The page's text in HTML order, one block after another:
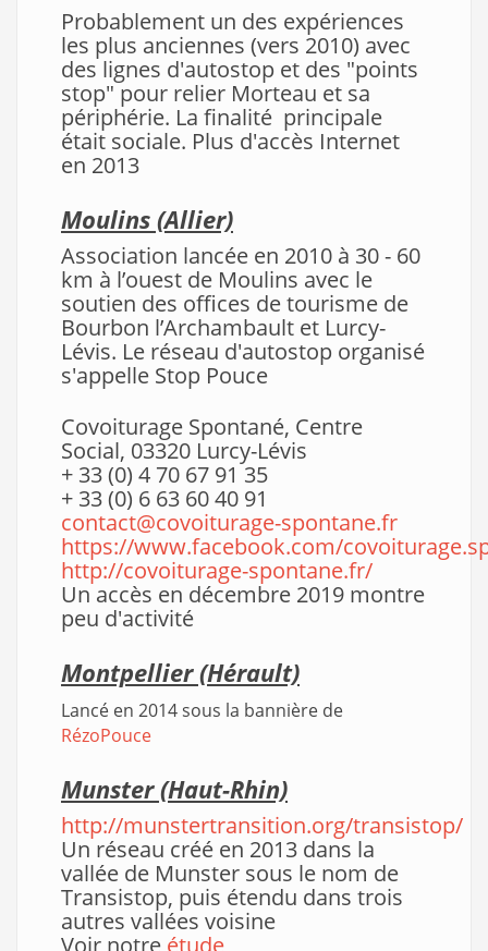
Probablement un des expériences
les plus anciennes (vers 2010) avec
des lignes d'autostop et des "points
stop" pour relier Morteau et sa
périphérie. La finalité principale
était sociale. Plus d'accès Internet
en 2013
Moulins (Allier)
Association lancée en 2010 à 30 - 60
km à l’ouest de Moulins avec le
soutien des offices de tourisme de
Bourbon l’Archambault et Lurcy-
Lévis. Le réseau d'autostop organisé
s'appelle Stop Pouce
Covoiturage Spontané, Centre
Social, 03320 Lurcy-Lévis
+ 33 (0) 4 70 67 91 35
+ 33 (0) 6 63 60 40 91
contact@covoiturage-spontane.fr
https://www.facebook.com/
http://covoiturage-spontane.fr/
Un accès en décembre 2019 montre
peu d'activité
Montpellier (Hérault)
Lancé en 2014 sous la bannière de
RézoPouce
Munster(Haut-Rhin)
http://munstertransition.org/transistop/
Un réseau créé en 2013 dans la
vallée de Munster sous le nom de
Transistop, puis étendu dans trois
autres vallées voisine